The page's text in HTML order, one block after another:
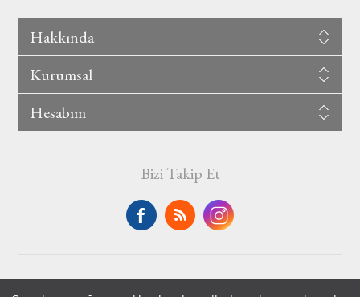
Hakkında
Kurumsal
Hesabım
Bizi Takip Et